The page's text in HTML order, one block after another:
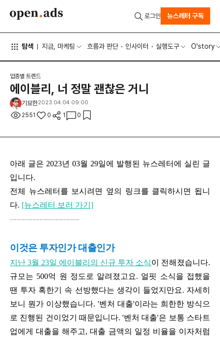
탐색 지금, 마케팅 흐름과 판단 인사이터 실행도구 O'story
로그인 뉴스레터 구독
업종별 트렌드
에이블리, 너 정말 괜찮은 거니
기묘한2023.04.04 09:00
2551 0 1 0
아래 글은 2023년 03월 29일에 발행된 뉴스레터에 실린 글
입니다.
전체 뉴스레터를 보시려면 옆의 링크를 클릭하시면 됩니
다. [뉴스레터 보러 가기]
-------------------------------
이것은 투자인가 대출인가
지난 3월 23일 에이블리의 신규 투자 소식이 전해졌습니다.
규모는 500억 원 정도로 알려졌고요. 얼핏 소식을 접했을
땐 투자 혹한기 속 선방했다는 생각이 들었지만요. 자세히
보니 뭔가 이상했습니다. '벤처 대출'이라는 희한한 방식으
로 진행된 건이었기 때문입니다. '벤처 대출'은 보통 스타트
업에게 대출을 해주고, 대출 금액의 일정 비율을 이자처럼